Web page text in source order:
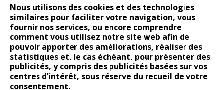
Nous utilisons des cookies et des technologies
similaires pour faciliter votre navigation, vous
fournir nos services, ou encore comprendre
comment vous utilisez notre site web afin de
pouvoir apporter des améliorations, réaliser des
statistiques et, le cas échéant, pour présenter des
publicités, y compris des publicités basées sur vos
centres d’intérêt, sous réserve du recueil de votre
consentement.
14 juillet : nouveau film de marque pour Citroën
Renault Espace : voyage, voyage…
Peugeot E-208 GTi : naissance d’une légende
COMMENTAIRES RÉCENTS
Bernard DardartdansDacia Sandero : pour les gens vrais